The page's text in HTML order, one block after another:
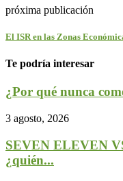
próxima publicación
El ISR en las Zonas
Te podría interesar
¿Por qué nunca
3 agosto, 2026
SEVEN ELEVEN
¿quién...